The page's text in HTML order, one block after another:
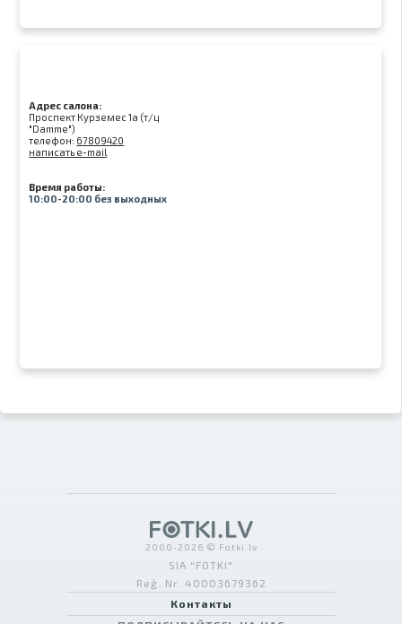
Адрес салона:
Проспект Курземес 1а (т/ц
"Damme")
телефон: 67809420
написать e-mail
Время работы:
10:00-20:00 без выходных
2000-2026 © Fotki.lv
SIA "FOTKI"
Reģ. Nr. 40003679362
Контакты